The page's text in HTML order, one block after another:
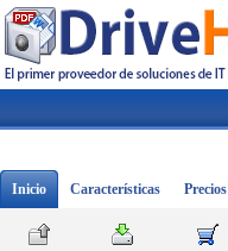
Inicio Características Precios